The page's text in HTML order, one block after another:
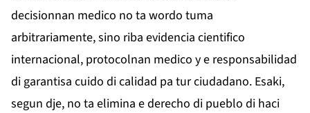
decisionnan medico no ta wordo tuma
arbitrariamente, sino riba evidencia cientifico
internacional, protocolnan medico y e responsabilidad
di garantisa cuido di calidad pa tur ciudadano. Esaki,
segun dje, no ta elimina e derecho di pueblo di haci